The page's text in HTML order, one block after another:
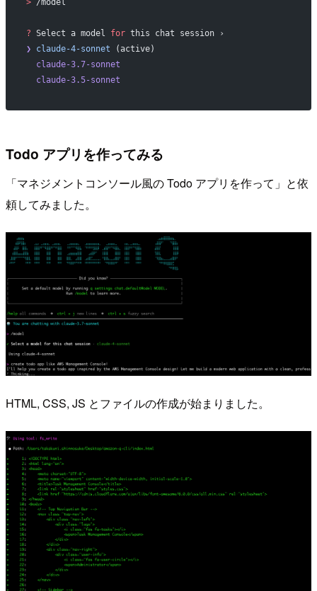
? Select a model for this chat session ›
❯ claude-4-sonnet (active)
  claude-3.7-sonnet
  claude-3.5-sonnet
Todo アプリを作ってみる
「マネジメントコンソール風の Todo アプリを作って」と依
頼してみました。
HTML, CSS, JS とファイルの作成が始まりました。